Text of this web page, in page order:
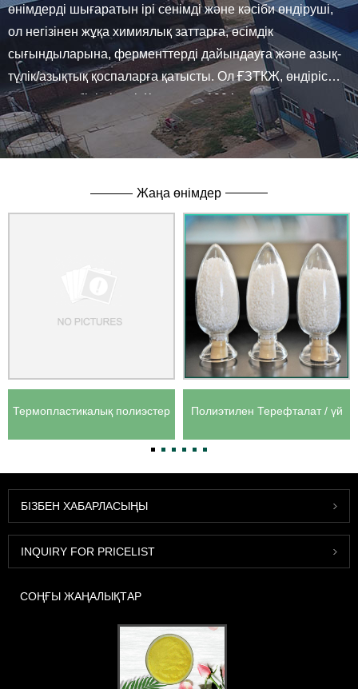
өнімдерді шығаратын ірі сенімді және кәсіби өндіруші,
ол негізінен жұқа химиялық заттарға, өсімдік
сығындыларына, ферменттерді дайындауға және азық-
түлік/азықтық қоспаларға қатысты. Ол ҒЗТКЖ, өндіріс
пен сатуды біріктіреді. Компания 1994 жылы құрылды
және 2011.12 Халықаралық бөлім құрылды.
Жаңа өнімдер
Термопластикалық полиэстер
Эластомер CAS: 1351272-41-
7
Полиэтилен Терефталат / үй
жануарлары CAS: 25038-59-9
БІЗБЕН ХАБАРЛАСЫҢЫ
INQUIRY FOR PRICELIST
СОҢҒЫ ЖАҢАЛЫҚТАР